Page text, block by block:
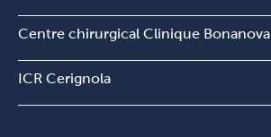
Centre chirurgical Clinique Bonanova
ICR Cerignola